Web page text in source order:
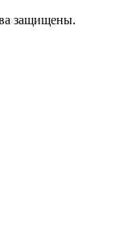
защищены.